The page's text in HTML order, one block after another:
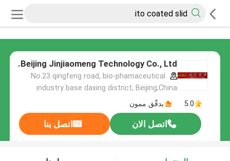
Beijing Jinjiaomeng Technology Co., Ltd.
No.23 qingfeng road, bio-phamaceutical
industry base daxing district, Beijing,China
5.0
يدقّق ممون
اتصل الان اتصل بنا